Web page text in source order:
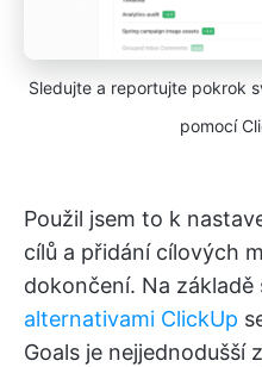
Sledujte a reportujte pokrok
pomocí
Použil jsem to k
cílů a přidání cílových
dokončení. Na
alternativami ClickUp
Goals je nejjednodušší